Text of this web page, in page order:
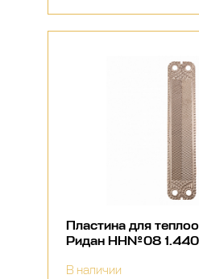
Пластина для
Ридан НН№08
В наличии